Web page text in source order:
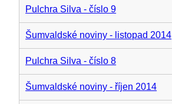
Pulchra Silva - číslo 9
Šumvaldské noviny - listopad 2014
Pulchra Silva - číslo 8
Šumvaldské noviny - říjen 2014